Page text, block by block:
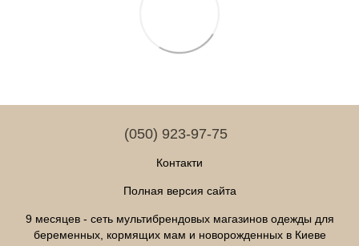
(050) 923-97-75
Контакти
Полная версия сайта
9 месяцев - сеть мультибрендовых магазинов одежды для
беременных, кормящих мам и новорожденных в Киеве